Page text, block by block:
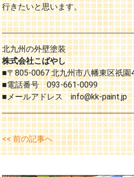
行きたいと思います。
北九州の外壁塗装
株式会社こばやし
■〒805-0067 北九州市八幡東区祇園
■電話番号 093-661-0099
■メールアドレス info@kk-paint.jp
<< 前の記事へ